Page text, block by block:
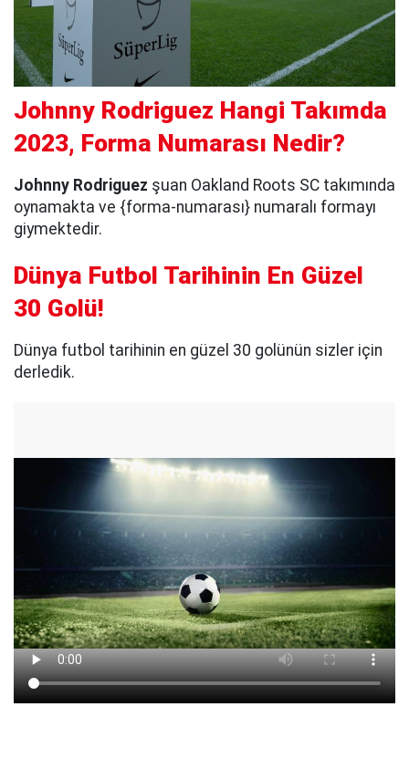
Johnny Rodriguez Hangi Takımda
2023, Forma Numarası Nedir?
Johnny Rodriguez şuan Oakland Roots SC takımında
oynamakta ve {forma-numarası} numaralı formayı
giymektedir.
Dünya Futbol Tarihinin En Güzel
30 Golü!
Dünya futbol tarihinin en güzel 30 golünün sizler için
derledik.